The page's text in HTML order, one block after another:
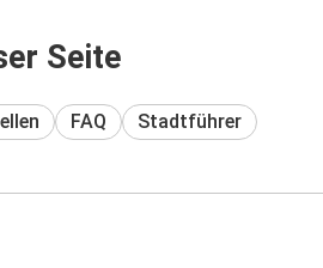
Seite
FAQ Stadtführer